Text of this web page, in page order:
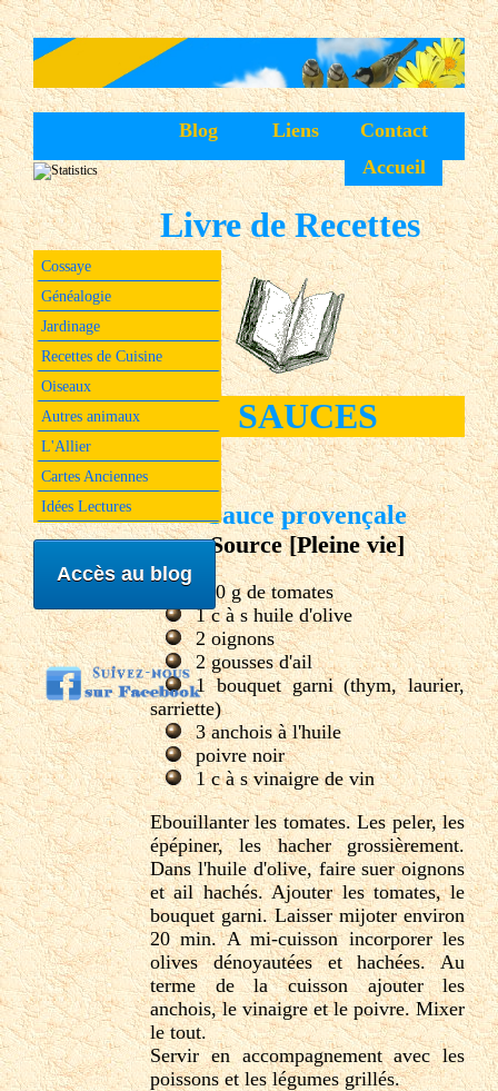
Contact
Liens
Blog
Accueil
Cossaye
Généalogie
Jardinage
Recettes de Cuisine
Oiseaux
Autres animaux
L'Allier
Cartes Anciennes
Idées Lectures
Accès au blog
Livre de Recettes
SAUCES
Sauce provençale
Source [Pleine vie]
500 g de tomates
1 c à s huile d'olive
2 oignons
2 gousses d'ail
1 bouquet garni (thym, laurier,
sarriette)
3 anchois à l'huile
poivre noir
1 c à s vinaigre de vin
Ebouillanter les tomates. Les peler, les
épépiner, les hacher grossièrement.
Dans l'huile d'olive, faire suer oignons
et ail hachés. Ajouter les tomates, le
bouquet garni. Laisser mijoter environ
20 min. A mi-cuisson incorporer les
olives dénoyautées et hachées. Au
terme de la cuisson ajouter les
anchois, le vinaigre et le poivre. Mixer
le tout.
Servir en accompagnement avec les
poissons et les légumes grillés.